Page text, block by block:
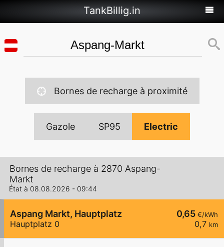
TankBillig.in
Bornes de recharge à proximité
Gazole SP95 Electric
Bornes de recharge à 2870 Aspang-
Markt
État à 08.08.2026 - 09:44
0,65 €/kWh
0,7 km
Aspang Markt, Hauptplatz
Hauptplatz 0